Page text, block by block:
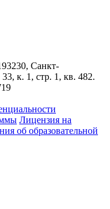
Санкт-
к. 1, стр. 1, кв. 482.
Лицензия на
об образовательной